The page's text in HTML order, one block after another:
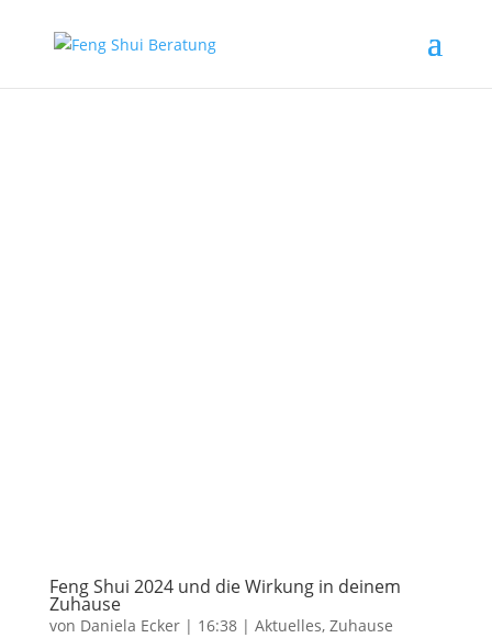
Feng Shui 2024 und die Wirkung in deinem
Zuhause
von Daniela Ecker| 16:38| Aktuelles, Zuhause